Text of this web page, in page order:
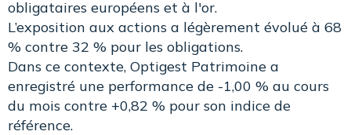
obligataires européens et à l'or.
L’exposition aux actions a légèrement évolué à 68
% contre 32 % pour les obligations.
Dans ce contexte, Optigest Patrimoine a
enregistré une performance de -1,00 % au cours
du mois contre +0,82 % pour son indice de
référence.